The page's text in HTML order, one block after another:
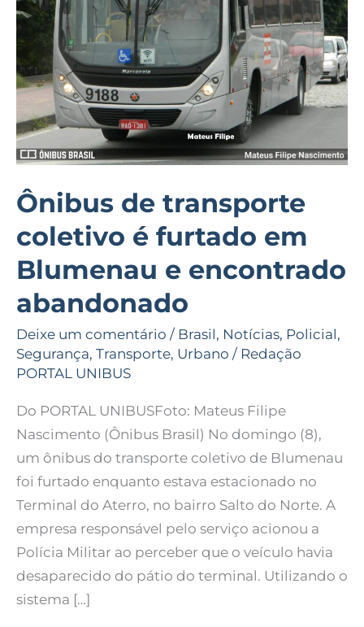
Ônibus de transporte
coletivo é furtado em
Blumenau e encontrado
abandonado
Deixe um comentário / Brasil, Notícias, Policial,
Segurança, Transporte, Urbano / Redação
PORTAL UNIBUS
Do PORTAL UNIBUSFoto: Mateus Filipe
Nascimento (Ônibus Brasil) No domingo (8),
um ônibus do transporte coletivo de Blumenau
foi furtado enquanto estava estacionado no
Terminal do Aterro, no bairro Salto do Norte. A
empresa responsável pelo serviço acionou a
Polícia Militar ao perceber que o veículo havia
desaparecido do pátio do terminal. Utilizando o
sistema […]
é
furtado
em
Blumenau
e
encontrado
abandonado